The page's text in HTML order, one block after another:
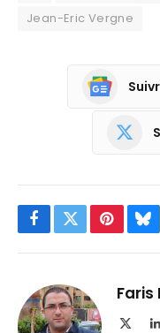
Jean-Eric Vergne
Facebook
TwitterPinterest
Faris